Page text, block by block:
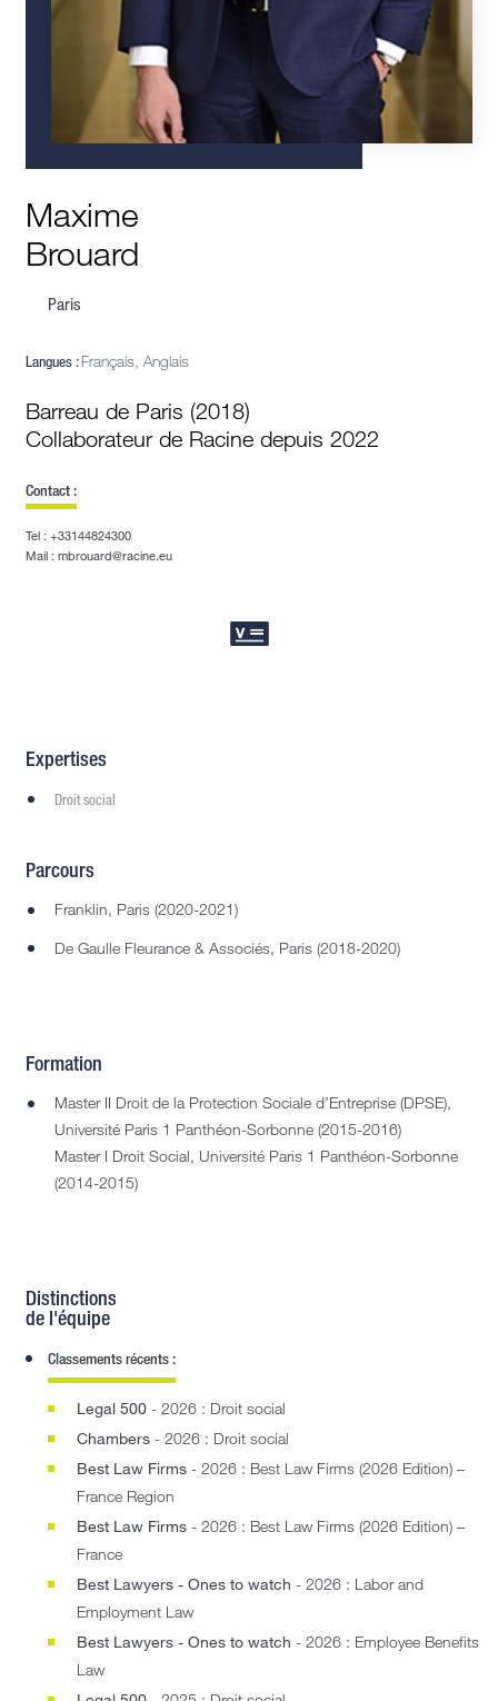
Maxime
Brouard
Paris
Langues :Français, Anglais
Barreau de Paris (2018)
Collaborateur de Racine depuis 2022
Contact :
Tel : +33144824300
Mail : mbrouard@racine.eu
Expertises
Droit social
Parcours
Franklin, Paris (2020-2021)
De Gaulle Fleurance & Associés, Paris (2018-2020)
Formation
Master II Droit de la Protection Sociale d’Entreprise (DPSE),
Université Paris 1 Panthéon-Sorbonne (2015-2016)
Master I Droit Social, Université Paris 1 Panthéon-Sorbonne
(2014-2015)
Distinctions
de l'équipe
Classements récents :
Legal 500 - 2026 : Droit social
Chambers - 2026 : Droit social
Best Law Firms - 2026 : Best Law Firms (2026 Edition) –
France Region
Best Law Firms - 2026 : Best Law Firms (2026 Edition) –
France
Best Lawyers - Ones to watch - 2026 : Labor and
Employment Law
Best Lawyers - Ones to watch - 2026 : Employee Benefits
Law